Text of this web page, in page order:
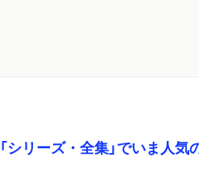
「シリーズ・全集」でいま人気